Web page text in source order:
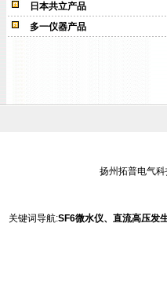
日本共立产品
多一仪器产品
扬州拓普电气
关键词导航:SF6微水仪、直流高压发